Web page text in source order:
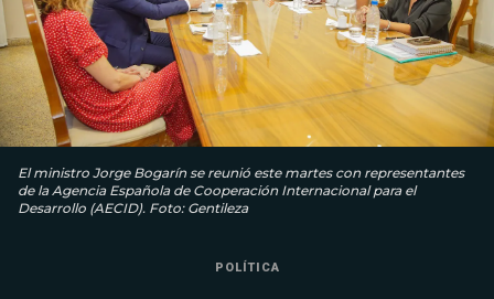
El ministro Jorge Bogarín se reunió este martes con representantes
de la Agencia Española de Cooperación Internacional para el
Desarrollo (AECID). Foto: Gentileza
POLÍTICA